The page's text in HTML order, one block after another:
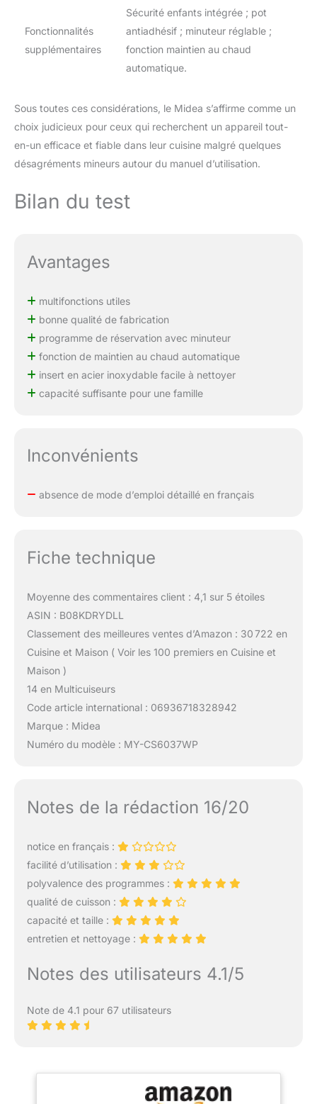
Fonctionnalités
supplémentaires
Sécurité enfants intégrée ; pot
antiadhésif ; minuteur réglable ;
fonction maintien au chaud
automatique.
Sous toutes ces considérations, le Midea s’affirme comme un
choix judicieux pour ceux qui recherchent un appareil tout-
en-un efficace et fiable dans leur cuisine malgré quelques
désagréments mineurs autour du manuel d’utilisation.
Bilan du test
Avantages
multifonctions utiles
bonne qualité de fabrication
programme de réservation avec minuteur
fonction de maintien au chaud automatique
insert en acier inoxydable facile à nettoyer
capacité suffisante pour une famille
Inconvénients
absence de mode d’emploi détaillé en français
Fiche technique
Moyenne des commentaires client : 4,1 sur 5 étoiles
ASIN : B08KDRYDLL
Classement des meilleures ventes d’Amazon : 30 722 en
Cuisine et Maison ( Voir les 100 premiers en Cuisine et
Maison )
14 en Multicuiseurs
Code article international : 06936718328942
Marque : Midea
Numéro du modèle : MY-CS6037WP
Notes de la rédaction 16/20
notice en français :
facilité d’utilisation :
polyvalence des programmes :
qualité de cuisson :
capacité et taille :
entretien et nettoyage :
Notes des utilisateurs 4.1/5
Note de 4.1 pour 67 utilisateurs